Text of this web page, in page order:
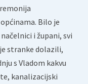
Bilo je
i župani, svi
stranke dolazili,
s Vladom kakvu
kanalizacijski